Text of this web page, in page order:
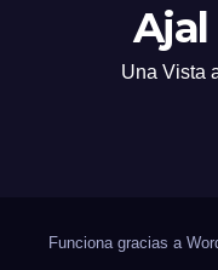
Ajal
Una Vista
Funciona gracias a